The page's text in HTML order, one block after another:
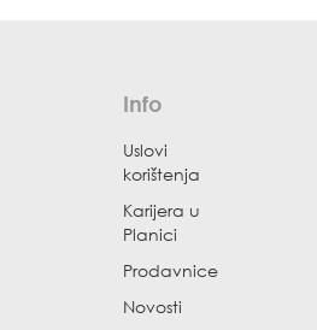
Info
Uslovi
korištenja
Karijera u
Planici
Prodavnice
Novosti